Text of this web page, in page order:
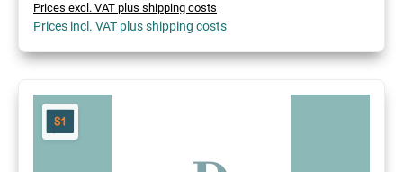
Prices excl. VAT plus shipping costs
Prices incl. VAT plus shipping costs